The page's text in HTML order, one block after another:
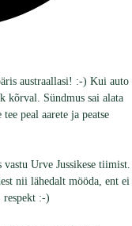
austraallasi! :-) Kui auto
kõrval. Sündmus sai alata
peal aarete ja peatse
Urve Jussikese tiimist.
nii lähedalt mööda, ent ei
respekt :-)